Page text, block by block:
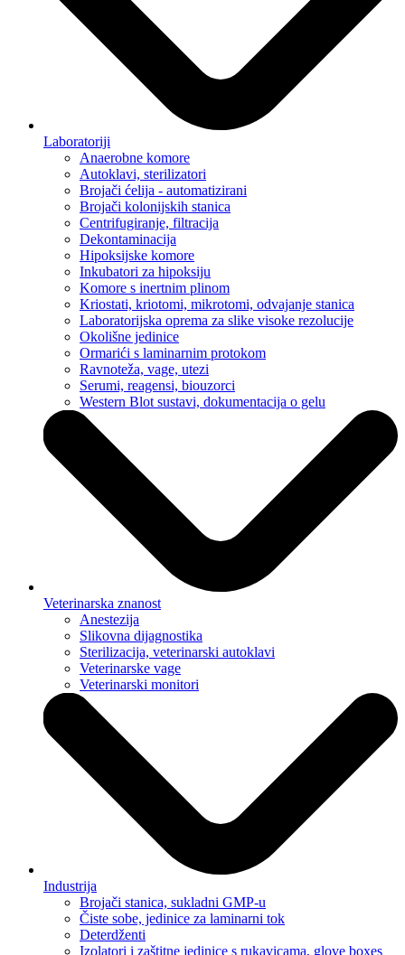
Laboratoriji
Anaerobne komore
Autoklavi, sterilizatori
Brojači ćelija - automatizirani
Brojači kolonijskih stanica
Centrifugiranje, filtracija
Dekontaminacija
Hipoksijske komore
Inkubatori za hipoksiju
Komore s inertnim plinom
Kriostati, kriotomi, mikrotomi, odvajanje stanica
Laboratorijska oprema za slike visoke rezolucije
Okolišne jedinice
Ormarići s laminarnim protokom
Ravnoteža, vage, utezi
Serumi, reagensi, biouzorci
Western Blot sustavi, dokumentacija o gelu
Veterinarska znanost
Anestezija
Slikovna dijagnostika
Sterilizacija, veterinarski autoklavi
Veterinarske vage
Veterinarski monitori
Industrija
Brojači stanica, sukladni GMP-u
Čiste sobe, jedinice za laminarni tok
Deterdženti
Izolatori i zaštitne jedinice s rukavicama, glove boxes